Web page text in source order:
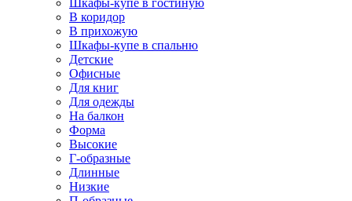
Шкафы-купе в гостиную
В коридор
В прихожую
Шкафы-купе в спальню
Детские
Офисные
Для книг
Для одежды
На балкон
Форма
Высокие
Г-образные
Длинные
Низкие